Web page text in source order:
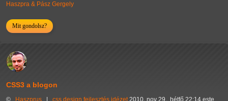
Haszpra & Pász Gergely
Mit gondolsz?
CSS3 a blogon